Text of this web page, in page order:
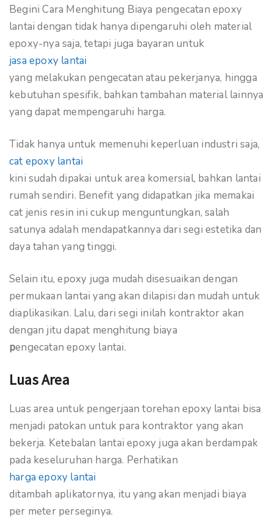
Begini Cara Menghitung Biaya pengecatan epoxy
lantai dengan tidak hanya dipengaruhi oleh material
epoxy-nya saja, tetapi juga bayaran untuk
jasa epoxy lantai
yang melakukan pengecatan atau pekerjanya, hingga
kebutuhan spesifik, bahkan tambahan material lainnya
yang dapat mempengaruhi harga.
Tidak hanya untuk memenuhi keperluan industri saja,
cat epoxy lantai
kini sudah dipakai untuk area komersial, bahkan lantai
rumah sendiri. Benefit yang didapatkan jika memakai
cat jenis resin ini cukup menguntungkan, salah
satunya adalah mendapatkannya dari segi estetika dan
daya tahan yang tinggi.
Selain itu, epoxy juga mudah disesuaikan dengan
permukaan lantai yang akan dilapisi dan mudah untuk
diaplikasikan. Lalu, dari segi inilah kontraktor akan
dengan jitu dapat menghitung biaya
pengecatan epoxy lantai.
Luas Area
Luas area untuk pengerjaan torehan epoxy lantai bisa
menjadi patokan untuk para kontraktor yang akan
bekerja. Ketebalan lantai epoxy juga akan berdampak
pada keseluruhan harga. Perhatikan
harga epoxy lantai
ditambah aplikatornya, itu yang akan menjadi biaya
per meter perseginya.